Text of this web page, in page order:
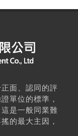
面、認同的評
單位的標準，
是一般同業難
的最大主因，